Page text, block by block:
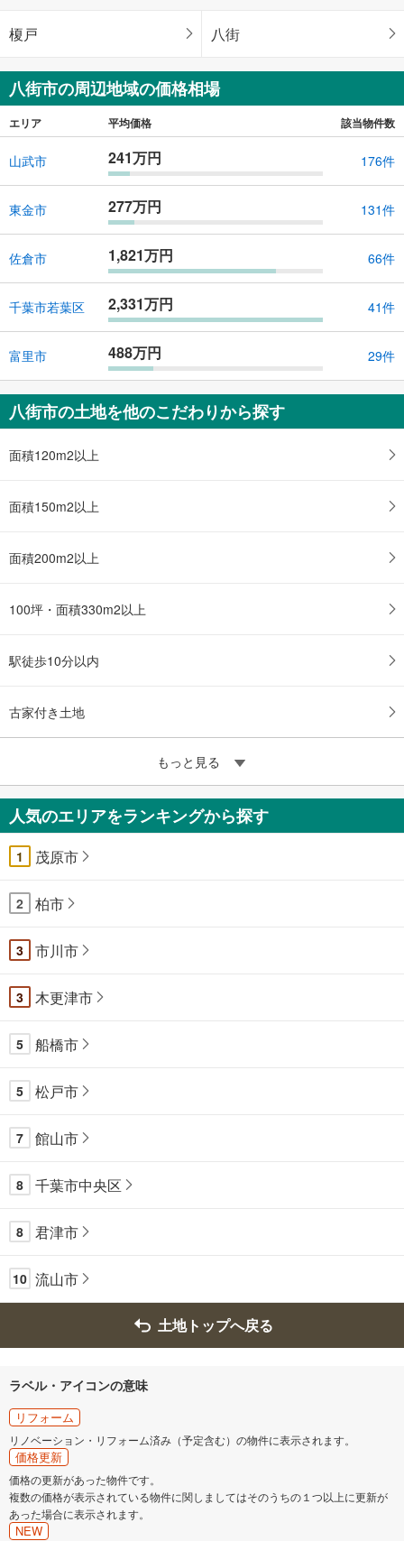
榎戸 八街
八街市の周辺地域の価格相場
エリア 平均価格 該当物件数
山武市 241万円 176件
東金市 277万円 131件
佐倉市 1,821万円 66件
千葉市若葉区 2,331万円 41件
富里市 488万円 29件
八街市の土地を他のこだわりから探す
面積120m2以上
面積150m2以上
面積200m2以上
100坪・面積330m2以上
駅徒歩10分以内
古家付き土地
もっと見る
人気のエリアをランキングから探す
1 茂原市
2 柏市
3 市川市
3 木更津市
5 船橋市
5 松戸市
7 館山市
8 千葉市中央区
8 君津市
10 流山市
土地トップへ戻る
ラベル・アイコンの意味
リフォーム
リノベーション・リフォーム済み（予定含む）の物件に表示されます。
価格更新
価格の更新があった物件です。
複数の価格が表示されている物件に関しましてはそのうちの１つ以上に更新が
あった場合に表示されます。
NEW